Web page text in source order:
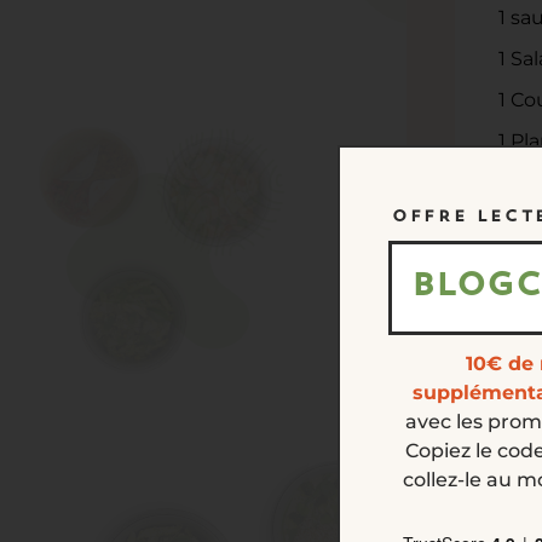
1
1
1
1
OFFRE
10€ de
avec les
Copiez le
collez-le au